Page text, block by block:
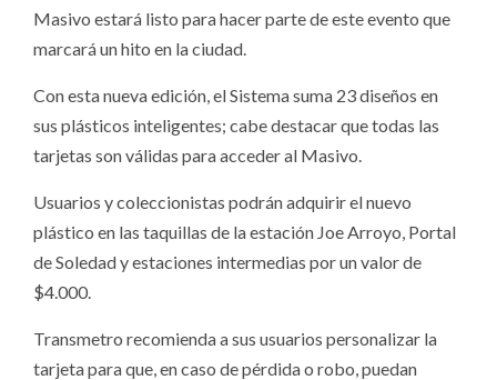
Masivo estará listo para hacer parte de este evento que
marcará un hito en la ciudad.
Con esta nueva edición, el Sistema suma 23 diseños en
sus plásticos inteligentes; cabe destacar que todas las
tarjetas son válidas para acceder al Masivo.
Usuarios y coleccionistas podrán adquirir el nuevo
plástico en las taquillas de la estación Joe Arroyo, Portal
de Soledad y estaciones intermedias por un valor de
$4.000.
Transmetro recomienda a sus usuarios personalizar la
tarjeta para que, en caso de pérdida o robo, puedan